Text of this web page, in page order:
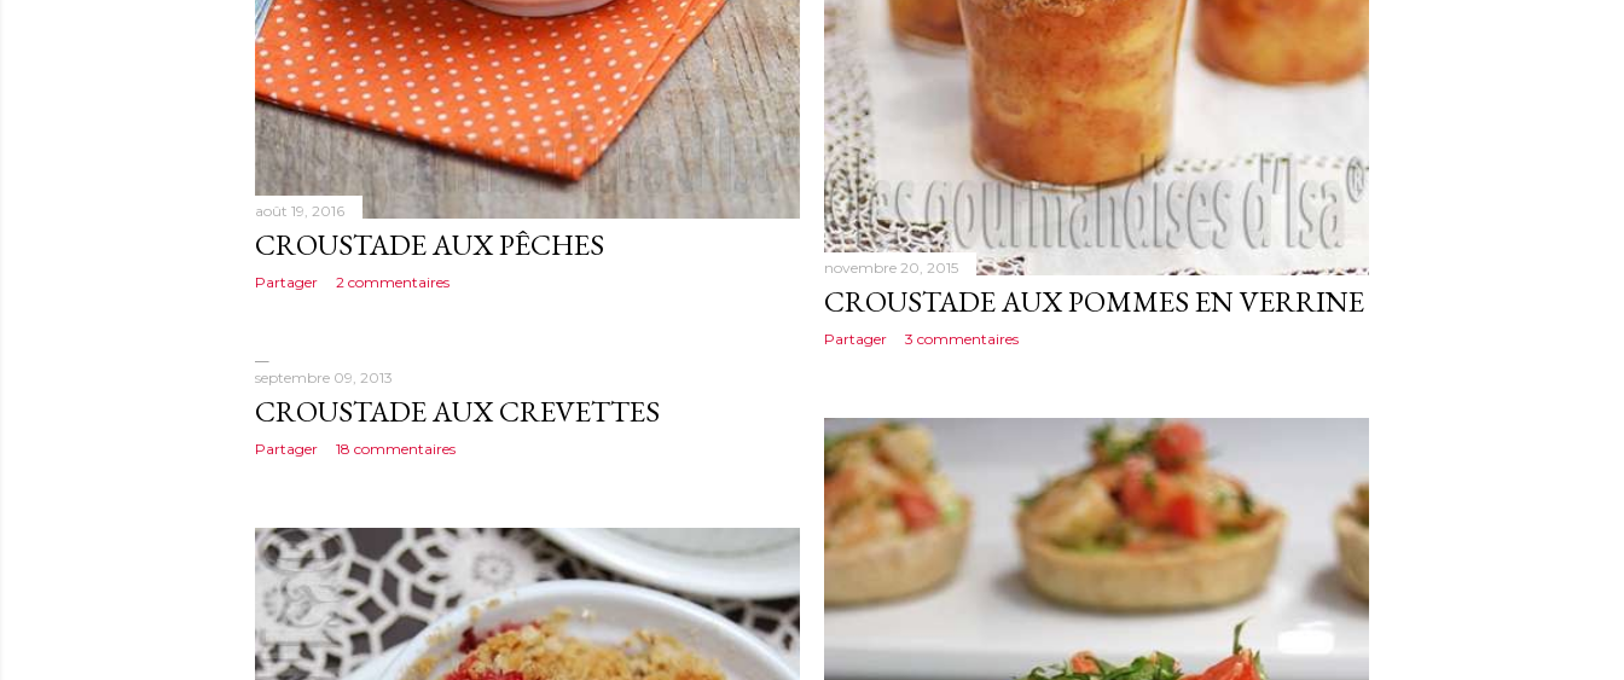
août 19, 2016
CROUSTADE AUX PÊCHES
Partager 2 commentaires
novembre 20, 2015
CROUSTADE AUX POMMES EN VERRINE
Partager 3 commentaires
septembre 09, 2013
CROUSTADE AUX CREVETTES
Partager 18 commentaires